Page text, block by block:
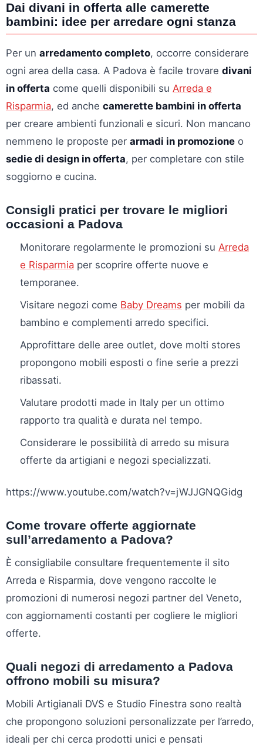
Dai divani in offerta alle camerette
bambini: idee per arredare ogni stanza
Per un arredamento completo, occorre considerare
ogni area della casa. A Padova è facile trovare divani
in offerta come quelli disponibili su Arreda e
Risparmia, ed anche camerette bambini in offerta
per creare ambienti funzionali e sicuri. Non mancano
nemmeno le proposte per armadi in promozione o
sedie di design in offerta, per completare con stile
soggiorno e cucina.
Consigli pratici per trovare le migliori
occasioni a Padova
Monitorare regolarmente le promozioni su Arreda
e Risparmia per scoprire offerte nuove e
temporanee.
Visitare negozi come Baby Dreams per mobili da
bambino e complementi arredo specifici.
Approfittare delle aree outlet, dove molti stores
propongono mobili esposti o fine serie a prezzi
ribassati.
Valutare prodotti made in Italy per un ottimo
rapporto tra qualità e durata nel tempo.
Considerare le possibilità di arredo su misura
offerte da artigiani e negozi specializzati.
https://www.youtube.com/watch?v=jWJJGNQGidg
Come trovare offerte aggiornate
sull’arredamento a Padova?
È consigliabile consultare frequentemente il sito
Arreda e Risparmia, dove vengono raccolte le
promozioni di numerosi negozi partner del Veneto,
con aggiornamenti costanti per cogliere le migliori
offerte.
Quali negozi di arredamento a Padova
offrono mobili su misura?
Mobili Artigianali DVS e Studio Finestra sono realtà
che propongono soluzioni personalizzate per l’arredo,
ideali per chi cerca prodotti unici e pensati